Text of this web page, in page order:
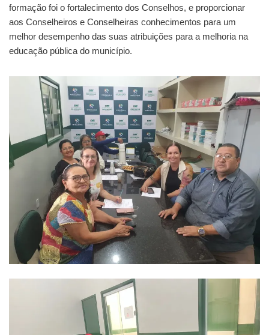
formação foi o fortalecimento dos Conselhos, e proporcionar
aos Conselheiros e Conselheiras conhecimentos para um
melhor desempenho das suas atribuições para a melhoria na
educação pública do município.